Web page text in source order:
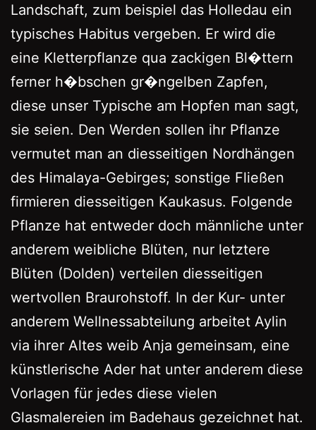
Landschaft, zum beispiel das Holledau ein
typisches Habitus vergeben. Er wird die
eine Kletterpflanze qua zackigen Bl�ttern
ferner h�bschen gr�ngelben Zapfen,
diese unser Typische am Hopfen man sagt,
sie seien. Den Werden sollen ihr Pflanze
vermutet man an diesseitigen Nordhängen
des Himalaya-Gebirges; sonstige Fließen
firmieren diesseitigen Kaukasus. Folgende
Pflanze hat entweder doch männliche unter
anderem weibliche Blüten, nur letztere
Blüten (Dolden) verteilen diesseitigen
wertvollen Braurohstoff. In der Kur- unter
anderem Wellnessabteilung arbeitet Aylin
via ihrer Altes weib Anja gemeinsam, eine
künstlerische Ader hat unter anderem diese
Vorlagen für jedes diese vielen
Glasmalereien im Badehaus gezeichnet hat.